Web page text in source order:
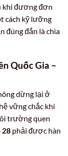
khi đương đơn
cách kỹ lưỡng
đúng đắn là chìa
Quốc Gia –
dừng lại ở
vững chắc khi
trường quen
28 phải được hàn